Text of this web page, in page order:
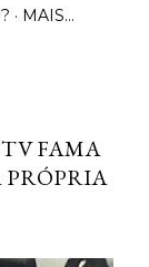
MAIS…
FAMA
PRÓPRIA